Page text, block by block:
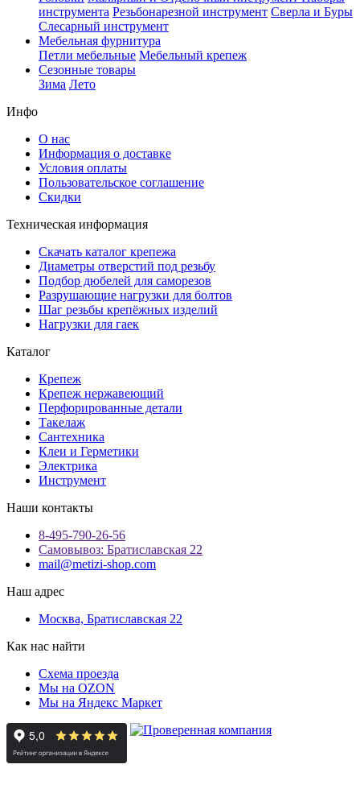
инструмента Резьбонарезной инструмент Сверла и Буры
Слесарный инструмент
Мебельная фурнитура
Петли мебельные Мебельный крепеж
Сезонные товары
Зима Лето
Инфо
О нас
Информация о доставке
Условия оплаты
Пользовательское соглашение
Скидки
Техническая информация
Скачать каталог крепежа
Диаметры отверстий под резьбу
Подбор дюбелей для саморезов
Разрушающие нагрузки для болтов
Шаг резьбы крепёжных изделий
Нагрузки для гаек
Каталог
Крепеж
Крепеж нержавеющий
Перфорированные детали
Такелаж
Сантехника
Клеи и Герметики
Электрика
Инструмент
Наши контакты
8-495-790-26-56
Самовывоз: Братиславская 22
mail@metizi-shop.com
Наш адрес
Москва, Братиславская 22
Как нас найти
Схема проезда
Мы на OZON
Мы на Яндекс Маркет